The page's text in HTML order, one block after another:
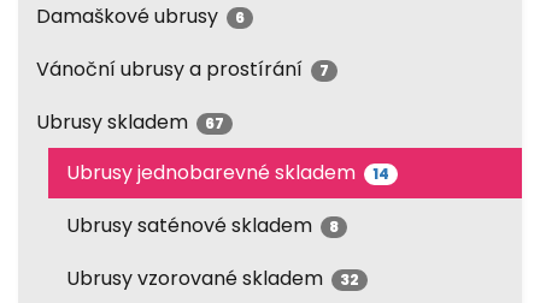
Damaškové ubrusy 6
Vánoční ubrusy a prostírání 7
Ubrusy skladem 67
Ubrusy jednobarevné skladem 14
Ubrusy saténové skladem 8
Ubrusy vzorované skladem 32